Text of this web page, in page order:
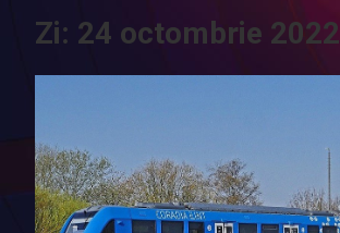
Zi: 24 octombrie 2022